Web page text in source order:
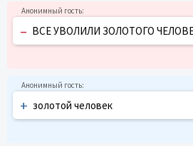
– ВСЕ УВОЛИЛИ ЗОЛОТОГО
+ золотой человек